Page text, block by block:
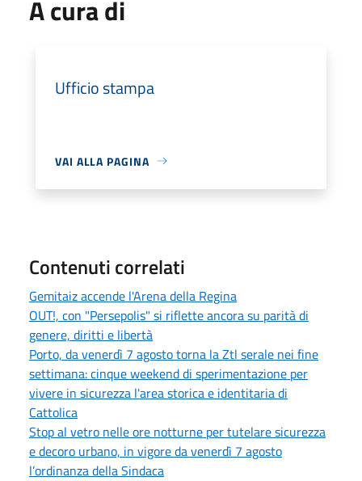
A cura di
Ufficio stampa
VAI ALLA PAGINA
Contenuti correlati
Gemitaiz accende l'Arena della Regina
OUT!, con "Persepolis" si riflette ancora su parità di
genere, diritti e libertà
Porto, da venerdì 7 agosto torna la Ztl serale nei fine
settimana: cinque weekend di sperimentazione per
vivere in sicurezza l'area storica e identitaria di
Cattolica
Stop al vetro nelle ore notturne per tutelare sicurezza
e decoro urbano, in vigore da venerdì 7 agosto
l’ordinanza della Sindaca